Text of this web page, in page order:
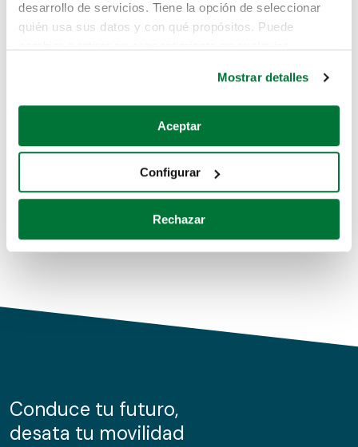
desarrollo de servicios. Tiene la opción de seleccionar
quién usa sus datos y con qué propósitos. Puede
Si lo permite, también quisiéramos:
Recopilar información sobre su ubicación geográfica
Identificar su dispositivo analizándolo activamente
para buscar características específicas (huellas
Obtenga más información sobre cómo se procesan sus
de cookies.
información sobre el uso que haga del sitio web con
nuestros partners de redes sociales, publicidad y análisis
Mostrar detalles
Aceptar
Configurar
Rechazar
Pero puedes encontrar el coche que estás
buscando en alguno de estos enlaces:
Coches de segunda mano
Coches de km0
Conduce tu futuro,
desata tu movilidad